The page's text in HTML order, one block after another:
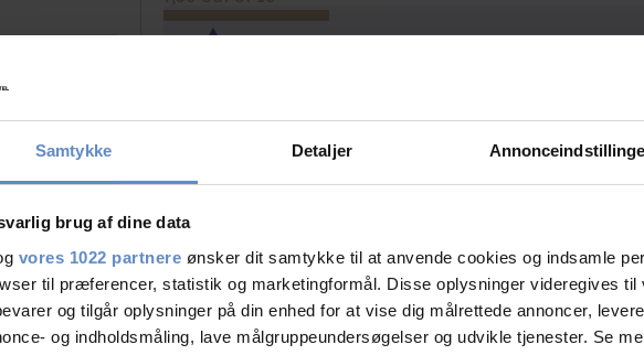
Samtykke Detaljer
brug af dine data
vores 1022 partnere ønsker dit samtykke til at anvende cookies og indsamle
til præferencer, statistik og marketingformål. Disse oplysninger videregives til
og tilgår oplysninger på din enhed for at vise dig målrettede annoncer,
og indholdsmåling, lave målgruppeundersøgelser og udvikle tjenester. Se
9,58 out of 10
Så venligt personale. Vi stod og skulle klæde om til bryllup.
Fik lov til at checke tidligt ind.